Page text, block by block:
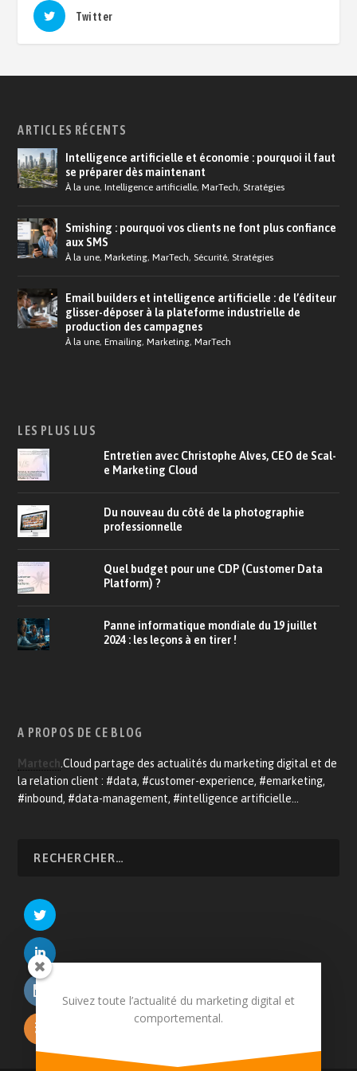
Twitter
ARTICLES RÉCENTS
Intelligence artificielle et économie : pourquoi il faut
se préparer dès maintenant
À la une,Intelligence artificielle,MarTech, Stratégies
Smishing : pourquoi vos clients ne font plus confiance
aux SMS
À la une,Marketing,MarTech, Sécurité, Stratégies
Email builders et intelligence artificielle : de l’éditeur
glisser-déposer à la plateforme industrielle de
production des campagnes
À la une,Emailing,Marketing,MarTech
LES PLUS LUS
Entretien avec Christophe Alves, CEO de Scal-
e Marketing Cloud
Du nouveau du côté de la photographie
professionnelle
Quel budget pour une CDP (Customer Data
Platform) ?
Panne informatique mondiale du 19 juillet
2024 : les leçons à en tirer !
A PROPOS DE CE BLOG
Martech .Cloud partage des actualités du marketing digital et de
la relation client : #data, #customer-experience, #emarketing,
#inbound, #data-management, #intelligence artificielle…
Suivez toute l’actualité du marketing digital et
comportemental.